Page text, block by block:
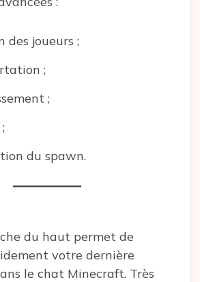
des joueurs ;
;
;
du spawn.
du haut permet de
votre dernière
le chat Minecraft. Très